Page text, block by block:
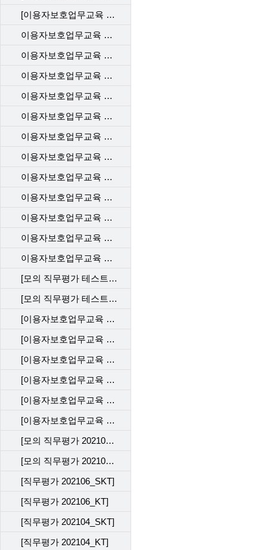
[이용자보호업무교육 사후관리 직무평가 202310_SKT]
이용자보호업무교육 사후관리 직무평가 202306_SKT
이용자보호업무교육 사후관리 직무평가 202306_LGU
이용자보호업무교육 사후관리 직무평가 202304_SKT
이용자보호업무교육 사후관리 직무평가 202304_LGU
이용자보호업무교육 사후관리 직무평가 202302_SKT
이용자보호업무교육 사후관리 직무평가 202302_KT
이용자보호업무교육 사후관리 직무평가 202302_LGU+
이용자보호업무교육 사후관리 직무평가 202212_SKT
이용자보호업무교육 사후관리 직무평가 202212_KT
이용자보호업무교육 사후관리 직무평가 202212_LGU+
이용자보호업무교육 사후관리 직무평가 202206_SKT
이용자보호업무교육 사후관리 직무평가 202206_KT
[모의 직무평가 테스트 202204_SKT]
[모의 직무평가 테스트202204_KT]
[이용자보호업무교육 사후관리 직무평가 202204_SKT]
[이용자보호업무교육 사후관리 직무평가 202204_KT]
[이용자보호업무교육 사후관리 직무평가 202202_SKT]
[이용자보호업무교육 사후관리 직무평가 202202_KT]
[이용자보호업무교육 사후관리 직무평가 202112_SKT]
[이용자보호업무교육 사후관리 직무평가 202112_KT]
[모의 직무평가 202109_SKT]
[모의 직무평가 202109_KT]
[직무평가 202106_SKT]
[직무평가 202106_KT]
[직무평가 202104_SKT]
[직무평가 202104_KT]